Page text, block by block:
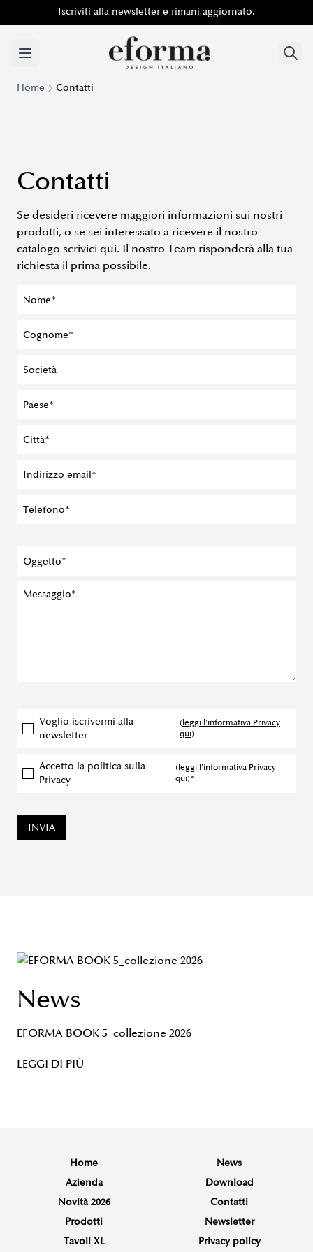
Iscriviti alla newsletter e rimani aggiornato.
Iscriviti alla newsletter e rimani aggiornato.
Home Contatti
Contatti
Se desideri ricevere maggiori informazioni sui nostri
prodotti, o se sei interessato a ricevere il nostro
catalogo scrivici qui. Il nostro Team risponderà alla tua
richiesta il prima possibile.
Voglio iscrivermi alla
newsletter
(leggi l'informativa Privacy
qui)
Accetto la politica sulla
Privacy
(leggi l'informativa Privacy
qui)*
INVIA
News
EFORMA BOOK 5_collezione 2026
LEGGI DI PIÙ
Home
Azienda
Novità 2026
Prodotti
Tavoli XL
News
Download
Contatti
Newsletter
Privacy policy